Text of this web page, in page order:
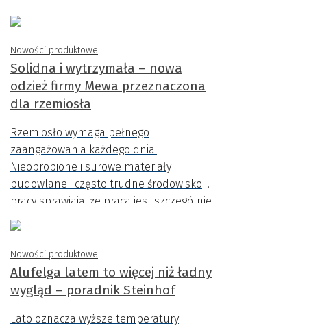
Nowości produktowe
Solidna i wytrzymała – nowa
odzież firmy Mewa przeznaczona
dla rzemiosła
Rzemiosło wymaga pełnego
zaangażowania każdego dnia.
Nieobrobione i surowe materiały
budowlane i często trudne środowisko
pracy sprawiają, że praca jest szczególnie
wymagająca.
Nowości produktowe
Alufelga latem to więcej niż ładny
wygląd – poradnik Steinhof
Lato oznacza wyższe temperatury